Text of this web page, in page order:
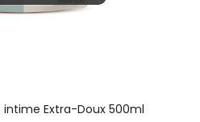
Extra-Doux 500ml